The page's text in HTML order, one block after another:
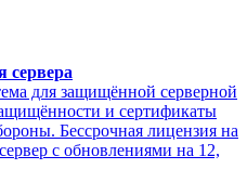
сервера
для защищённой серверной
и сертификаты
Бессрочная лицензия на
с обновлениями на 12,